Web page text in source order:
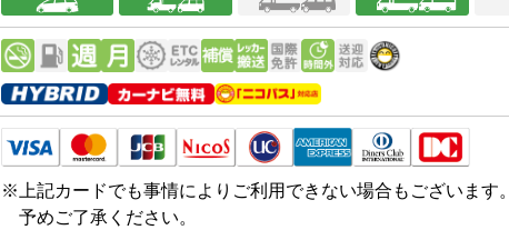
※ 上記カードでも事情によりご利用できない場合もございます。
予めご了承ください。